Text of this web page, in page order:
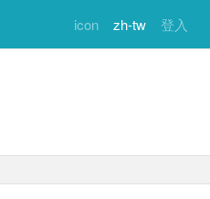
icon zh-tw 登入